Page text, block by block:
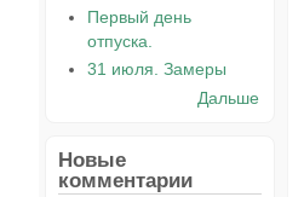
Первый день
отпуска.
31 июля. Замеры
Дальше
Новые
комментарии